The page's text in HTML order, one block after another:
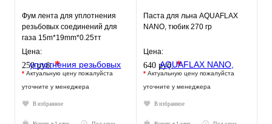
Фум лента для уплотнения
резьбовых соединений для
газа 15m*19mm*0.25тт
MBl519-030gas TIM
Цена:
250 руб.*
* Актуальную цену пожалуйста
уточните у менеджера
В избранное
Паста для льна AQUAFLAX
NANO, тюбик 270 гр
Цена:
640 руб.*
* Актуальную цену пожалуйста
уточните у менеджера
В избранное